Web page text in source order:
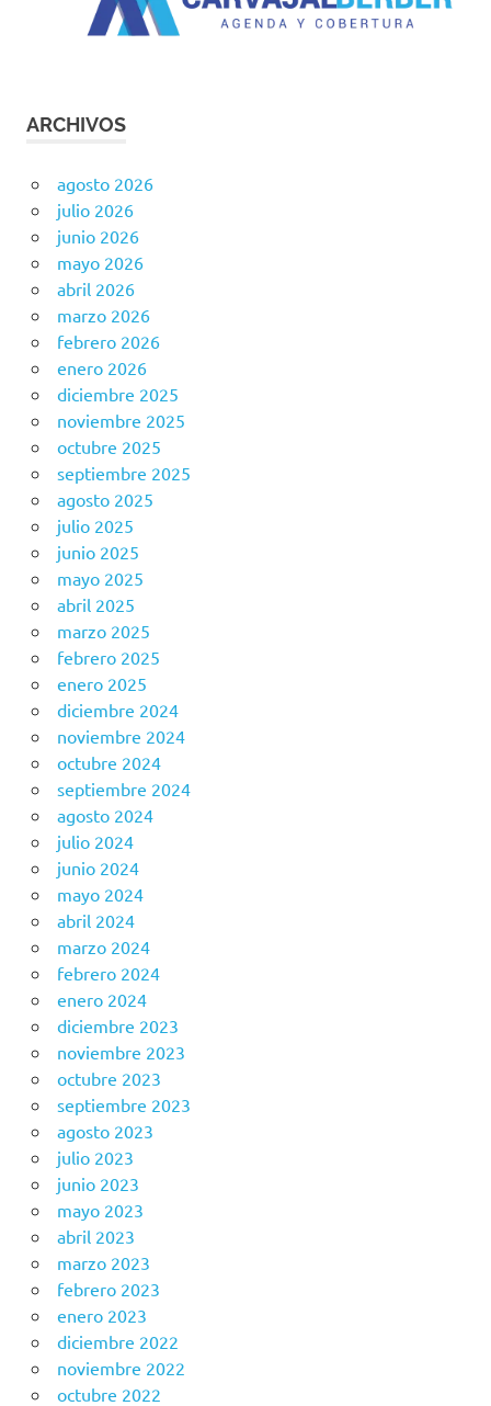
ARCHIVOS
agosto 2026
julio 2026
junio 2026
mayo 2026
abril 2026
marzo 2026
febrero 2026
enero 2026
diciembre 2025
noviembre 2025
octubre 2025
septiembre 2025
agosto 2025
julio 2025
junio 2025
mayo 2025
abril 2025
marzo 2025
febrero 2025
enero 2025
diciembre 2024
noviembre 2024
octubre 2024
septiembre 2024
agosto 2024
julio 2024
junio 2024
mayo 2024
abril 2024
marzo 2024
febrero 2024
enero 2024
diciembre 2023
noviembre 2023
octubre 2023
septiembre 2023
agosto 2023
julio 2023
junio 2023
mayo 2023
abril 2023
marzo 2023
febrero 2023
enero 2023
diciembre 2022
noviembre 2022
octubre 2022